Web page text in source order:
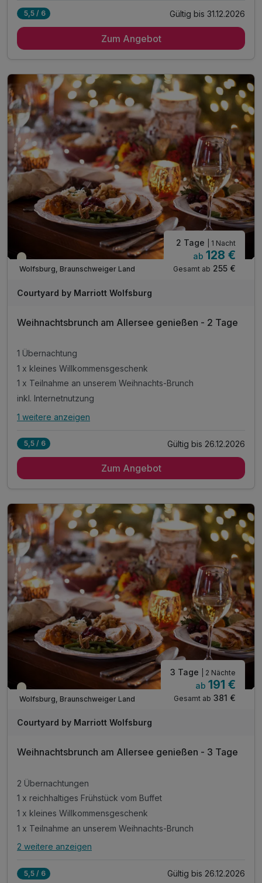
2 x reichhaltiges Frühstück vom Buffet
inkl. Aktivzeit in unserem Fitnessraum
inkl. WLAN
5,5 / 6 Gültig bis 31.12.2026
Zum Angebot
Saisonal verfügbar
Wolfsburg, Braunschweiger Land
2 Tage | 1 Nacht
ab 128 €
Gesamt ab 255 €
Courtyard by Marriott Wolfsburg
Weihnachtsbrunch am Allersee genießen - 2 Tage
1 Übernachtung
1 x kleines Willkommensgeschenk
1 x Teilnahme an unserem Weihnachts-Brunch
inkl. Internetnutzung
Alle Inklusivleistungen
1 x kleines Willkommensgeschenk
inkl. Fitnessraum Nutzung
1 weitere anzeigen
5,5 / 6 Gültig bis 26.12.2026
Zum Angebot
Saisonal verfügbar
Wolfsburg, Braunschweiger Land
3 Tage | 2 Nächte
ab 191 €
Gesamt ab 381 €
Courtyard by Marriott Wolfsburg
Weihnachtsbrunch am Allersee genießen - 3 Tage
2 Übernachtungen
1 x reichhaltiges Frühstück vom Buffet
1 x kleines Willkommensgeschenk
1 x Teilnahme an unserem Weihnachts-Brunch
Alle Inklusivleistungen
2 weitere anzeigen
5,5 / 6 Gültig bis 26.12.2026